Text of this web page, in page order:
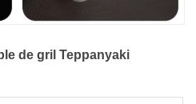
de gril Teppanyaki